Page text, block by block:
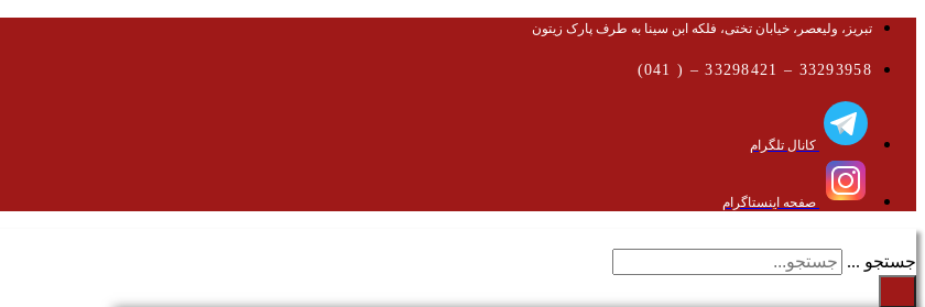
تبریز، ولیعصر، خیابان تختی، فلکه ابن سینا به طرف پارک زیتون
33293958 – 33298421 – ( 041)
کانال تلگرام
صفحه اینستاگرام
جستجو ...